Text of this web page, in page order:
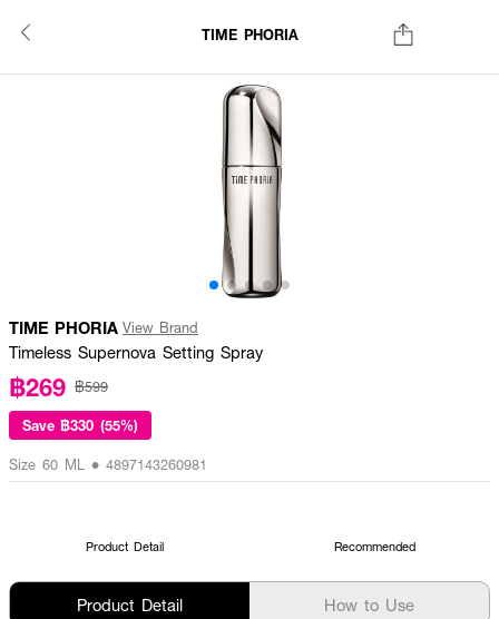
TIME PHORIA
TIME PHORIA View Brand
Timeless Supernova Setting Spray
฿269 ฿599
Save ฿330 (55%)
Size 60 ML • 4897143260981
Product Detail Recommended
Product Detail How to Use